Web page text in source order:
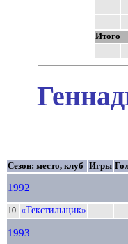
Итого
Сезон: место, клуб Игры
1992
10. «Текстильщик»
1993